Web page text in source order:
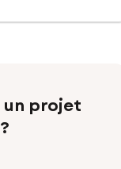
un projet